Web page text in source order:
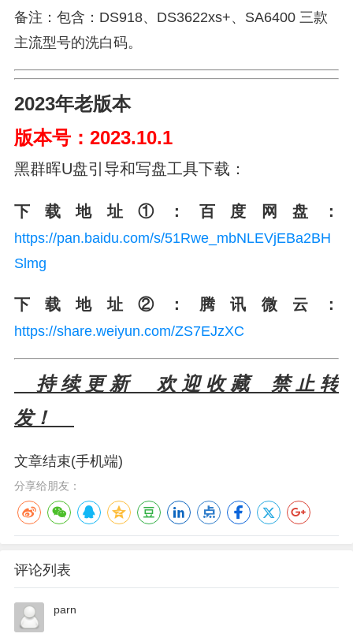
备注：包含：DS918、DS3622xs+、SA6400 三款
主流型号的洗白码。
2023年老版本
版本号：2023.10.1
黑群晖U盘引导和写盘工具下载：
下载地址①：百度网盘：
https://pan.baidu.com/s/51Rwe_mbNLEVjEBa2BH
Slmg
下载地址②：腾讯微云：
https://share.weiyun.com/ZS7EJzXC
持 续 更 新 欢 迎 收 藏 禁 止 转
发！
文章结束(手机端)
分享给朋友：
评论列表
parn